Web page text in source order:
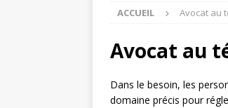
[
[
[
ACCUEIL Avocat au
Avocat au
Dans le besoin, les
domaine précis pour